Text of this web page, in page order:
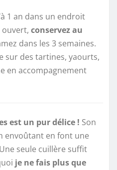
1 an dans un endroit
ouvert, conservez au
dans les 3 semaines.
sur des tartines, yaourts,
en accompagnement
est un pur délice ! Son
envoûtant en font une
seule cuillère suffit
je ne fais plus que